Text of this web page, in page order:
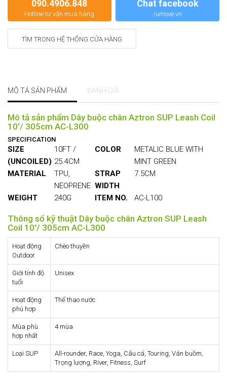
090.4906.848
Hotline tư vấn mua hàng
Chat facebook
/umove.vn
TÌM TRONG HỆ THỐNG CỬA HÀNG
MÔ TẢ SẢN PHẨM ĐÁNH GIÁ
Mô tả sản phẩm Dây buộc chân Aztron SUP Leash Coil
10'/ 305cm AC-L300
SPECIFICATION
SIZE
(UNCOILED)
10FT /
25.4CM
COLOR
METALIC BLUE WITH
MINT GREEN
MATERIAL
TPU,
NEOPRENE
STRAP
WIDTH
7.5CM
WEIGHT 240G ITEM NO. AC-L100
Thông số kỹ thuật Dây buộc chân Aztron SUP Leash
Coil 10'/ 305cm AC-L300
Hoạt động
Outdoor
Chèo thuyền
Giới tính độ
tuổi
Unisex
Hoạt động
phù hợp
Thể thao nước
Mùa phù
hợp nhất
4 mùa
Loại SUP
All-rounder, Race, Yoga, Câu cá, Touring, Ván buồm,
Trọng lượng, River, Fitness, Surf